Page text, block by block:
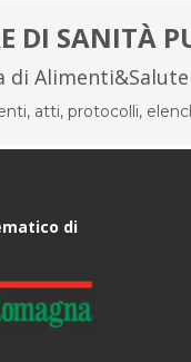
DI SANITÀ
di Alimenti&Salute
atti, protocolli,
di